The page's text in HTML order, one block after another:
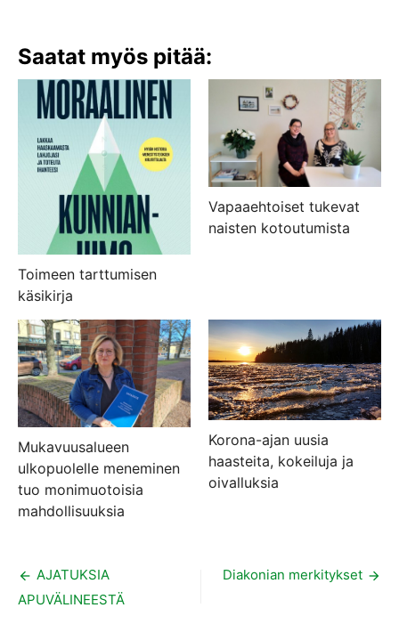
Saatat myös pitää:
Toimeen tarttumisen
käsikirja
Vapaaehtoiset tukevat
naisten kotoutumista
Mukavuusalueen
ulkopuolelle meneminen
tuo monimuotoisia
mahdollisuuksia
Korona-ajan uusia
haasteita, kokeiluja ja
oivalluksia
Artikkelien
selaus
AJATUKSIA
APUVÄLINEESTÄ
Diakonian merkitykset